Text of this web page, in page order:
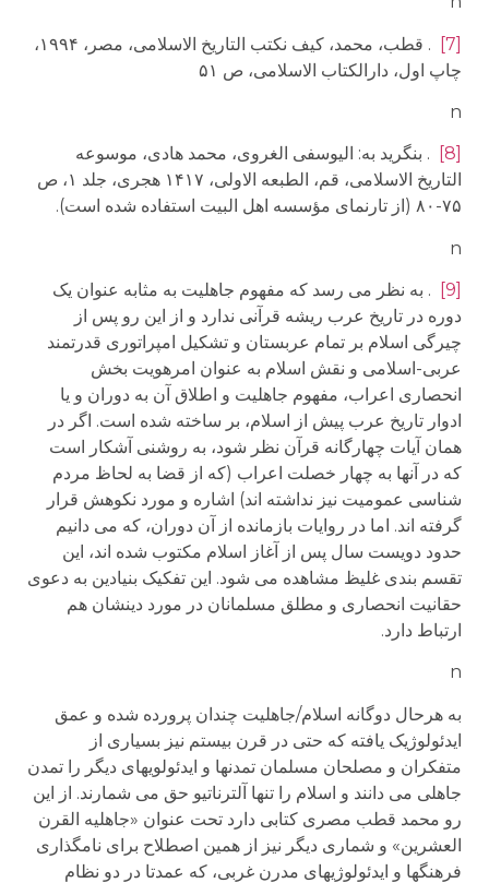
[7]
. قطب، محمد، کیف نکتب التاریخ الاسلامی، مصر، ۱۹۹۴،
چاپ اول، دارالکتاب الاسلامی، ص ۵۱
n
. بنگرید به: الیوسفی الغروی، محمد هادی، موسوعه
التاریخ الاسلامی، قم، الطبعه الاولی، ۱۴۱۷ هجری، جلد ۱، ص
۷۵-۸۰ (از تارنمای مؤسسه اهل البیت استفاده شده است).
n
[9]
. به نظر می رسد که مفهوم جاهلیت به مثابه عنوان یک
دوره در تاریخ عرب ریشه قرآنی ندارد و از این رو پس از
چیرگی اسلام بر تمام عربستان و تشکیل امپراتوری قدرتمند
عربی-اسلامی و نقش اسلام به عنوان امرهویت بخش
انحصاری اعراب، مفهوم جاهلیت و اطلاق آن به دوران و یا
ادوار تاریخ عرب پیش از اسلام، بر ساخته شده است. اگر در
همان آیات چهارگانه قرآن نظر شود، به روشنی آشکار است
که در آنها به چهار خصلت اعراب (که از قضا به لحاظ مردم
شناسی عمومیت نیز نداشته اند) اشاره و مورد نکوهش قرار
گرفته اند. اما در روایات بازمانده از آن دوران، که می دانیم
حدود دویست سال پس از آغاز اسلام مکتوب شده اند، این
تقسم بندی غلیظ مشاهده می شود. این تفکیک بنیادین به دعوی
حقانیت انحصاری و مطلق مسلمانان در مورد دینشان هم
ارتباط دارد.
n
به هرحال دوگانه اسلام/جاهلیت چندان پرورده شده و عمق
ایدئولوژیک یافته که حتی در قرن بیستم نیز بسیاری از
متفکران و مصلحان مسلمان تمدنها و ایدئولویهای دیگر را تمدن
جاهلی می دانند و اسلام را تنها آلترناتیو حق می شمارند. از این
رو محمد قطب مصری کتابی دارد تحت عنوان «جاهلیه القرن
العشرین» و شماری دیگر نیز از همین اصطلاح برای نامگذاری
فرهنگها و ایدئولوژیهای مدرن غربی، که عمدتا در دو نظام